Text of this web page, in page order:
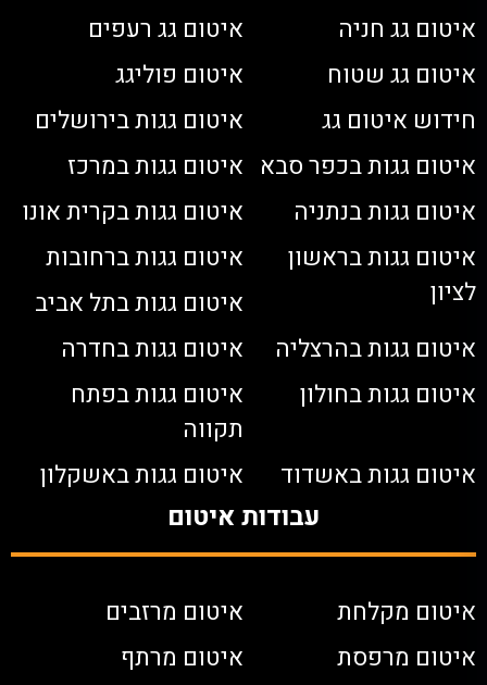
איטום גג חניה
איטום גג רעפים
איטום גג שטוח
איטום פוליגג
חידוש איטום גג
איטום גגות בירושלים
איטום גגות בכפר סבא איטום גגות במרכז
איטום גגות בנתניה
איטום גגות בקרית אונו
איטום גגות בראשון
לציון
איטום גגות ברחובות
איטום גגות בתל אביב
איטום גגות בהרצליה
איטום גגות בחדרה
איטום גגות בחולון
איטום גגות בפתח
תקווה
איטום גגות באשדוד
איטום גגות באשקלון
עבודות איטום
איטום מקלחת
איטום מרזבים
איטום מרפסת
איטום מרתף